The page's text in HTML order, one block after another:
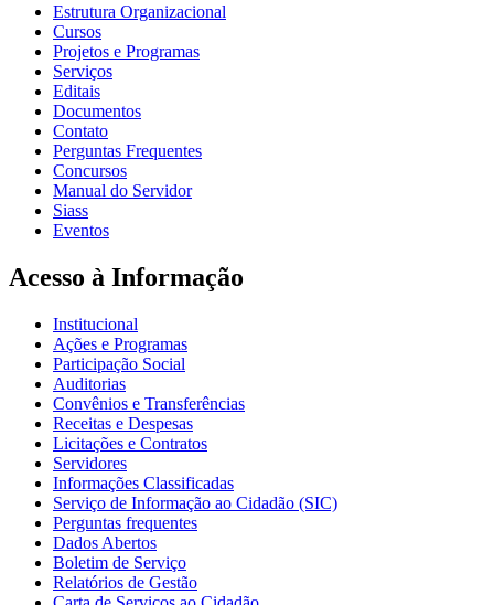
Estrutura Organizacional
Cursos
Projetos e Programas
Serviços
Editais
Documentos
Contato
Perguntas Frequentes
Concursos
Manual do Servidor
Siass
Eventos
Acesso à Informação
Institucional
Ações e Programas
Participação Social
Auditorias
Convênios e Transferências
Receitas e Despesas
Licitações e Contratos
Servidores
Informações Classificadas
Serviço de Informação ao Cidadão (SIC)
Perguntas frequentes
Dados Abertos
Boletim de Serviço
Relatórios de Gestão